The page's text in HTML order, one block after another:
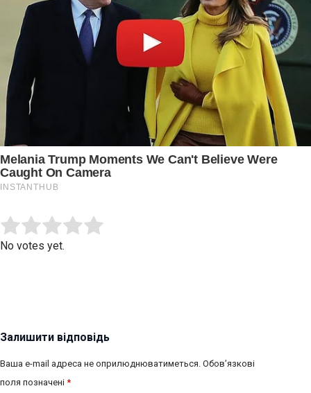
Rate this item:
No votes yet.
Залишити відповідь
Ваша e-mail адреса не оприлюднюватиметься. Обов’язкові
поля позначені *